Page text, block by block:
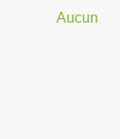
Aucun